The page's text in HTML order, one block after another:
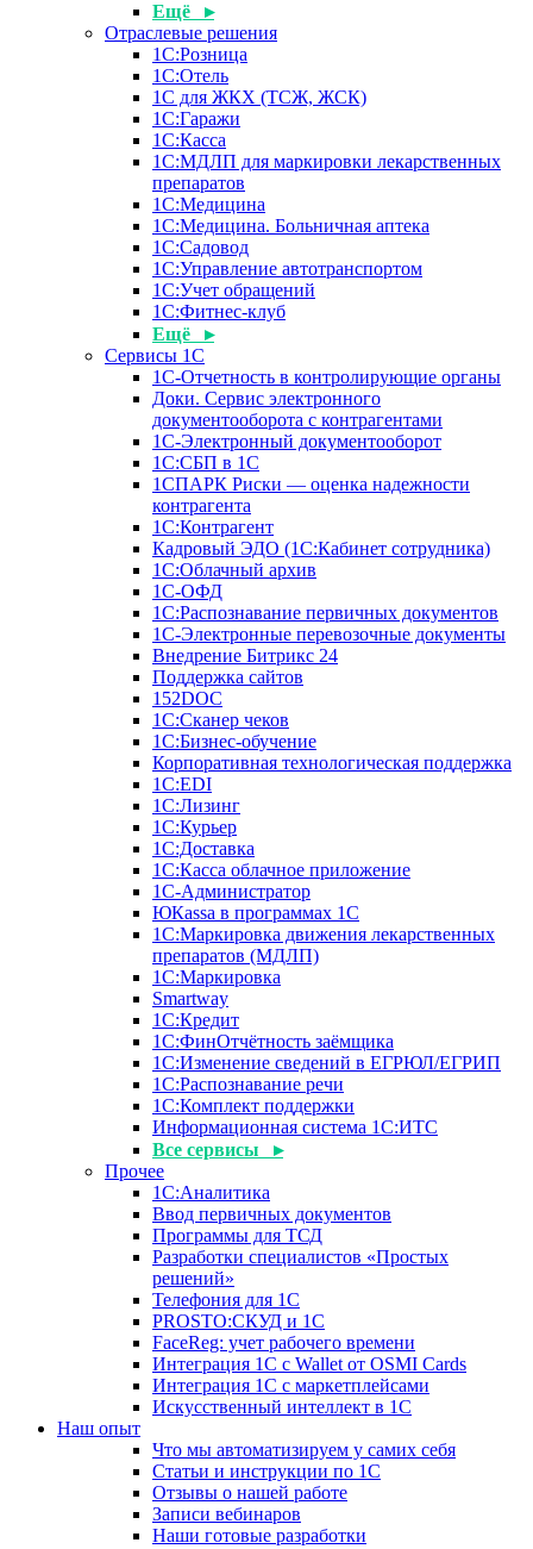
Ещё ▸
Отраслевые решения
1С:Розница
1С:Отель
1С для ЖКХ (ТСЖ, ЖСК)
1С:Гаражи
1С:Касса
1С:МДЛП для маркировки лекарственных
препаратов
1С:Медицина
1С:Медицина. Больничная аптека
1С:Садовод
1С:Управление автотранспортом
1С:Учет обращений
1С:Фитнес-клуб
Ещё ▸
Сервисы 1С
1С-Отчетность в контролирующие органы
Доки. Сервис электронного
документооборота с контрагентами
1С-Электронный документооборот
1С:СБП в 1С
1СПАРК Риски — оценка надежности
контрагента
1С:Контрагент
Кадровый ЭДО (1С:Кабинет сотрудника)
1С:Облачный архив
1С-ОФД
1С:Распознавание первичных документов
1С-Электронные перевозочные документы
Внедрение Битрикс 24
Поддержка сайтов
152DOC
1С:Сканер чеков
1С:Бизнес-обучение
Корпоративная технологическая поддержка
1С:ЕDI
1С:Лизинг
1С:Курьер
1С:Доставка
1С:Касса облачное приложение
1С-Администратор
ЮКаssа в программах 1С
1С:Маркировка движения лекарственных
препаратов (МДЛП)
1С:Маркировка
Smartway
1С:Кредит
1С:ФинОтчётность заёмщика
1С:Изменение сведений в ЕГРЮЛ/ЕГРИП
1С:Распознавание речи
1С:Комплект поддержки
Информационная система 1С:ИТС
Все сервисы ▸
Прочее
1С:Аналитика
Ввод первичных документов
Программы для ТСД
Разработки специалистов «Простых
решений»
Телефония для 1С
PROSTO:СКУД и 1С
FaceReg: учет рабочего времени
Интеграция 1С с Wallet от OSMI Cards
Интеграция 1С с маркетплейсами
Искусственный интеллект в 1С
Наш опыт
Что мы автоматизируем у самих себя
Статьи и инструкции по 1С
Отзывы о нашей работе
Записи вебинаров
Наши готовые разработки